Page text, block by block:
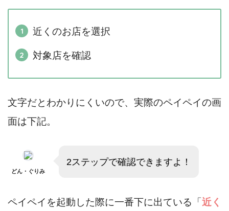
近くのお店を選択
対象店を確認
文字だとわかりにくいので、実際のペイペイの画
面は下記。
どん・ぐりみ
2ステップで確認できますよ！
ペイペイを起動した際に一番下に出ている「 近く